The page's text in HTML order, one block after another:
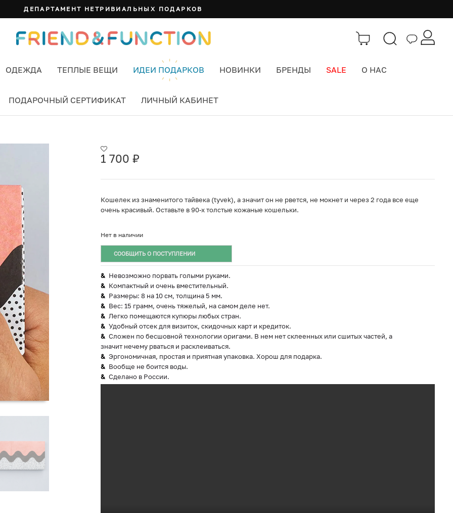
ДЕПАРТАМЕНТ НЕТРИВИАЛЬНЫХ ПОДАРКОВ
ОДЕЖДА ТЕПЛЫЕ ВЕЩИ ИДЕИ ПОДАРКОВ НОВИНКИ БРЕНДЫ SALE О НАС
ПОДАРОЧНЫЙ СЕРТИФИКАТ ЛИЧНЫЙ КАБИНЕТ
1 700 ₽
Кошелек из знаменитого тайвека (tyvek), а значит он не рвется, не мокнет и через 2 года все еще
очень красивый. Оставьте в 90-х толстые кожаные кошельки.
Нет в наличии
СООБЩИТЬ О ПОСТУПЛЕНИИ
Невозможно порвать голыми руками.
Компактный и очень вместительный.
Размеры: 8 на 10 см, толщина 5 мм.
Вес: 15 грамм, очень тяжелый, на самом деле нет.
Легко помещаются купюры любых стран.
Удобный отсек для визиток, скидочных карт и кредиток.
Сложен по бесшовной технологии оригами. В нем нет склеенных или сшитых частей, а
значит нечему рваться и расклеиваться.
Эргономичная, простая и приятная упаковка. Хорош для подарка.
Вообще не боится воды.
Сделано в России.